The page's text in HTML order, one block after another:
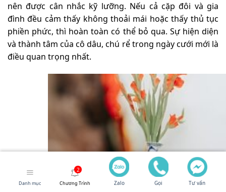
nên được cân nhắc kỹ lưỡng. Nếu cả cặp đôi và gia
đình đều cảm thấy không thoải mái hoặc thấy thủ tục
phiền phức, thì hoàn toàn có thể bỏ qua. Sự hiện diện
và thành tâm của cô dâu, chú rể trong ngày cưới mới là
điều quan trọng nhất.
Danh mục Chương Trình Zalo Gọi Tư vấn